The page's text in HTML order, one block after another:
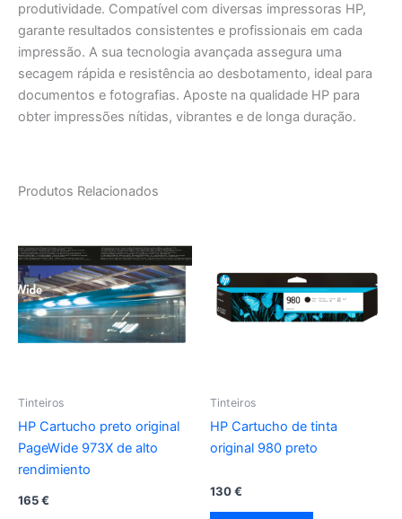
produtividade. Compatível com diversas impressoras HP,
garante resultados consistentes e profissionais em cada
impressão. A sua tecnologia avançada assegura uma
secagem rápida e resistência ao desbotamento, ideal para
documentos e fotografias. Aposte na qualidade HP para
obter impressões nítidas, vibrantes e de longa duração.
Produtos Relacionados
Tinteiros
HP Cartucho preto original
PageWide 973X de alto
rendimiento
165€
Tinteiros
HP Cartucho de tinta
original 980 preto
130€